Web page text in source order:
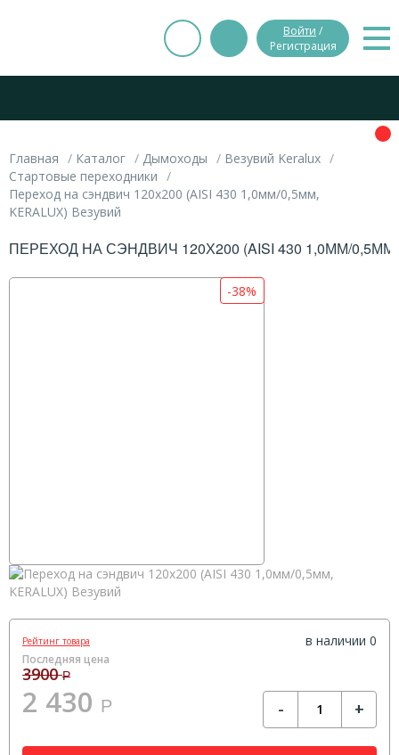
Войти /
Регистрация
Главная Каталог Дымоходы
Везувий Keralux
Стартовые переходники
Переход на сэндвич 120х200 (AISI 430 1,0мм/0,5мм,
KERALUX) Везувий
ПЕРЕХОД НА СЭНДВИЧ 120Х200 (AISI 430 1,0ММ/
-38%
Рейтинг товара в наличии 0
Последняя цена
3900Р
2 430 Р - +